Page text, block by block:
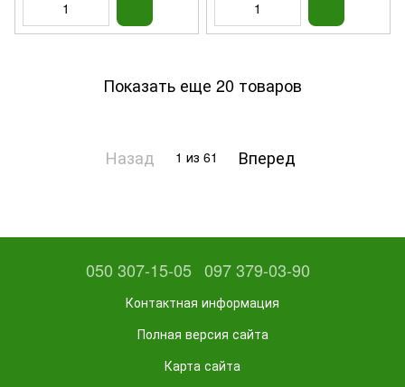
Показать еще 20 товаров
Назад 1 из 61 Вперед
050 307-15-05 097 379-03-90
Контактная информация
Полная версия сайта
Карта сайта